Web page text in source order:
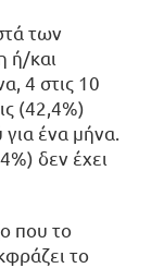
των
ή/και
4 στις 10
(42,4%)
ένα μήνα.
δεν έχει
που το
το